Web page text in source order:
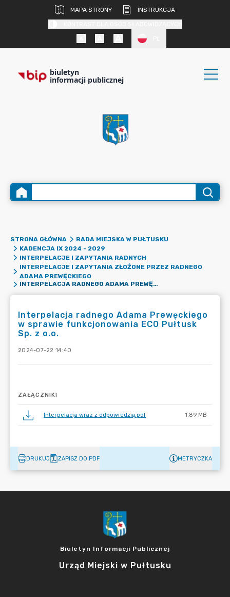
MAPA STRONY
INSTRUKCJA
biuletyn
informacji publicznej
STRONA GŁÓWNA
RADA MIEJSKA W PUŁTUSKU
KADENCJA IX 2024 - 2029
INTERPELACJE I ZAPYTANIA RADNYCH
INTERPELACJE I ZAPYTANIA ZŁOŻONE PRZEZ RADNEGO
ADAMA PREWĘCKIEGO
INTERPELACJA RADNEGO ADAMA PREWĘCKIEGO W SPRAWIE FUNKCJONOWANIA ECO PUŁTUSK SP. Z O.O.
Interpelacja radnego Adama Prewęckiego
w sprawie funkcjonowania ECO Pułtusk
Sp. z o.o.
2024-07-22 14:40
ZAŁĄCZNIKI
Interpelacja wraz z odpowiedzią.pdf 1.89 MB
DRUKUJ ZAPISZ DO PDF METRYCZKA
Biuletyn Informacji Publicznej
Urząd Miejski w Pułtusku